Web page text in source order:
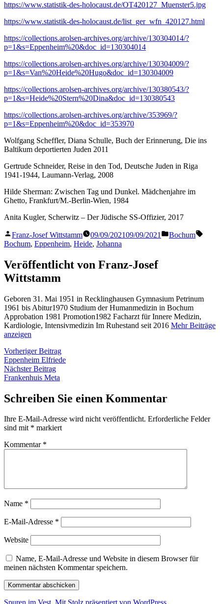
https://www.statistik-des-holocaust.de/OT420127_Muenster5.jpg
https://www.statistik-des-holocaust.de/list_ger_wfn_420127.html
https://collections.arolsen-archives.org/archive/130304014/?
p=1&s=Eppenheim%20&doc_id=130304014
https://collections.arolsen-archives.org/archive/130304009/?
p=1&s=Van%20Heide%20Hugo&doc_id=130304009
https://collections.arolsen-archives.org/archive/130380543/?
p=1&s=Heide%20Stern%20Dina&doc_id=130380543
https://collections.arolsen-archives.org/archive/353969/?
p=1&s=Eppenheim%20&doc_id=353970
Wolfgang Scheffler, Diana Schulle, Buch der Erinnerung, Die ins
Baltikum deportierten Juden 2011
Gertrude Schneider, Reise in den Tod, Deutsche Juden in Riga
1941-1944, Laumann-Verlag, 2008
Hilde Sherman: Zwischen Tag und Dunkel. Mädchenjahre im
Ghetto, Frankfurt/M.-Berlin-Wien, 1984
Anita Kugler, Scherwitz – Der Jüdische SS-Offizier, 2017
Veröffentlicht
von
Franz-Josef Wittstamm 09/09/202109/09/2021
Veröffentlicht
Bochum
Bochum, Eppenheim, Heide, Johanna
Veröffentlicht von Franz-Josef
Wittstamm
Geboren 31. Mai 1951 in Recklinghausen Gymnasium Petrinum
1961 bis Abitur1970 Studium der Humanmedizin in Bochum
Approbation 1981 Promotion1982 Facharzt für Innere Medizin,
Kardiologie, Intensivmedizin Im Ruhestand seit 2016 Mehr Beiträge
anzeigen
Beitragsnavigation
Vorheriger BeitragVorheriger
Beitrag:
Eppenheim Elfriede
Nächster BeitragNächster
Beitrag:
Frankenhuis Meta
Schreiben Sie einen Kommentar
Ihre E-Mail-Adresse wird nicht veröffentlicht. Erforderliche Felder
sind mit * markiert
Kommentar *
Name *
E-Mail-Adresse *
Website
Name, E-Mail-Adresse und Website in diesem Browser für
meinen nächsten Kommentar speichern.